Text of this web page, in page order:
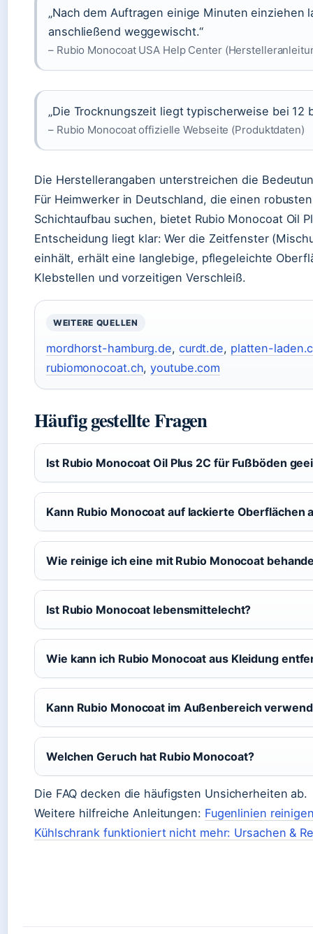
„Nach dem Auftragen einige Minuten einziehen
anschließend weggewischt.“
– Rubio Monocoat USA Help Center
„Die Trocknungszeit liegt typischerweise bei 12
– Rubio Monocoat offizielle Webseite (Produktdaten)
Die Herstellerangaben unterstreichen die
Für Heimwerker in Deutschland, die einen
Schichtaufbau suchen, bietet Rubio Monocoat Oil
Entscheidung liegt klar: Wer die Zeitfenster
einhält, erhält eine langlebige, pflegeleichte
Klebstellen und vorzeitigen Verschleiß.
WEITERE QUELLEN
mordhorst-hamburg.de, curdt.de, platten-
rubiomonocoat.ch,youtube.com
Häufig gestellte Fragen
Ist Rubio Monocoat Oil Plus 2C für Fußböden
Kann Rubio Monocoat auf lackierte Oberflächen
Wie reinige ich eine mit Rubio Monocoat
Ist Rubio Monocoat lebensmittelecht?
Wie kann ich Rubio Monocoat aus Kleidung
Kann Rubio Monocoat im Außenbereich
Welchen Geruch hat Rubio Monocoat?
Die FAQ decken die häufigsten Unsicherheiten ab.
Weitere hilfreiche Anleitungen: Fugenlinien
Kühlschrank funktioniert nicht mehr: Ursachen &